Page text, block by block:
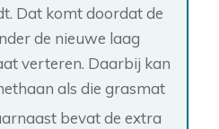
Dat komt doordat de
de nieuwe laag
verteren. Daarbij kan
als die grasmat
bevat de extra